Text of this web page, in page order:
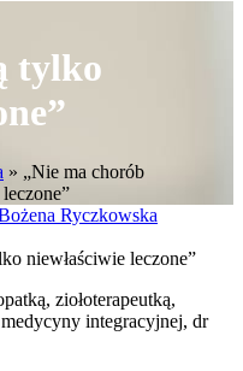
tylko
» „Nie ma chorób
Ryczkowska
niewłaściwie leczone”
ziołoterapeutką,
integracyjnej, dr